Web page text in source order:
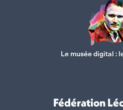
Le musée digital :
Fédération